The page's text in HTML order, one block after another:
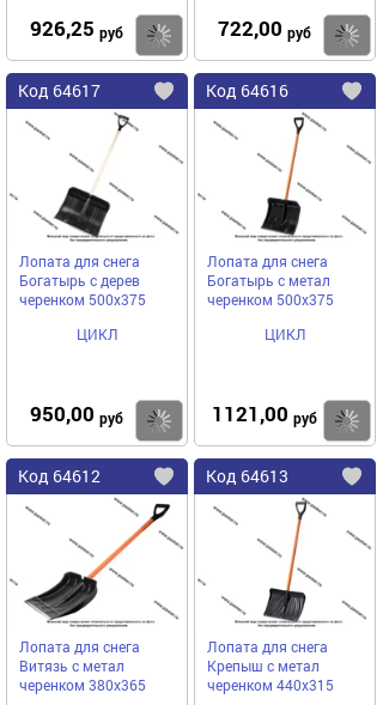
926,25 руб Купить
722,00 руб
Код 64617
Добавить
избранное
Лопата для снега
Богатырь с дерев
черенком 500х375
ЦИКЛ
950,00 руб Купить
Код 64616
Лопата для снега
Богатырь с метал
черенком 500х375
ЦИКЛ
1121,00 руб
Код 64612
Добавить
избранное
Лопата для снега
Витязь с метал
черенком 380х365
Код 64613
Лопата для снега
Крепыш с метал
черенком 440х315